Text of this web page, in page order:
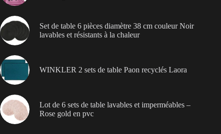
Set de table 6 pièces diamètre 38 cm couleur Noir
lavables et résistants à la chaleur
WINKLER 2 sets de table Paon recyclés Laora
Lot de 6 sets de table lavables et imperméables –
Rose gold en pvc